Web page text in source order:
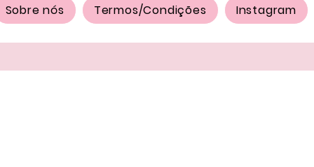
Sobre nós Termos/Condições Instagram